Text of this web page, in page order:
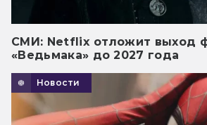
СМИ: Netflix отложит выход
«Ведьмака» до 2027 года
Новости